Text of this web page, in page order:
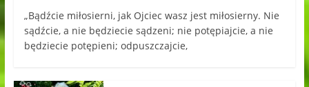
„Bądźcie miłosierni, jak Ojciec wasz jest miłosierny. Nie
sądźcie, a nie będziecie sądzeni; nie potępiajcie, a nie
będziecie potępieni; odpuszczajcie,